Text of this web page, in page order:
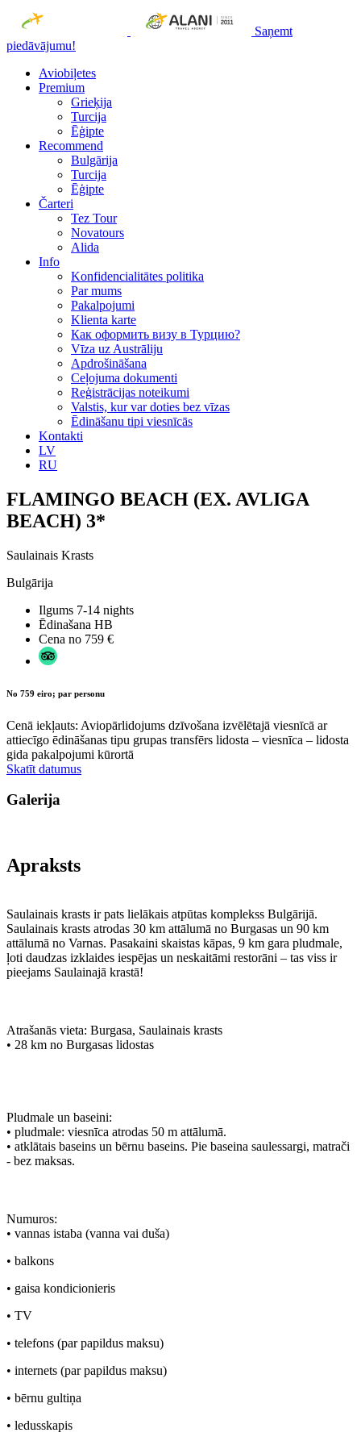
Saņemt
piedāvājumu!
Aviobiļetes
Premium
Grieķija
Turcija
Ēģipte
Recommend
Bulgārija
Turcija
Ēģipte
Čarteri
Tez Tour
Novatours
Alida
Info
Konfidencialitātes politika
Par mums
Рakalpojumi
Klienta karte
Как оформить визу в Турцию?
Vīza uz Austrāliju
Apdrošināšana
Ceļojuma dokumenti
Reģistrācijas noteikumi
Valstis, kur var doties bez vīzas
Ēdināšanu tipi viesnīcās
Kontakti
LV
RU
FLAMINGO BEACH (EX. AVLIGA
BEACH) 3*
Saulainais Krasts
Bulgārija
Ilgums 7-14 nights
Ēdinašana HB
Cena no 759 €
No 759 eiro; par personu
Cenā iekļauts: Aviopārlidojums dzīvošana izvēlētajā viesnīcā ar
attiecīgo ēdināšanas tipu grupas transfērs lidosta – viesnīca – lidosta
gida pakalpojumi kūrortā
Skatīt datumus
Galerija
Apraksts
Saulainais krasts ir pats lielākais atpūtas komplekss Bulgārijā.
Saulainais krasts atrodas 30 km attālumā no Burgasas un 90 km
attālumā no Varnas. Pasakaini skaistas kāpas, 9 km gara pludmale,
ļoti daudzas izklaides iespējas un neskaitāmi restorāni – tas viss ir
pieejams Saulainajā krastā!
Atrašanās vieta: Burgasa, Saulainais krasts
• 28 km no Burgasas lidostas
Pludmale un baseini:
• pludmale: viesnīca atrodas 50 m attālumā.
• atklātais baseins un bērnu baseins. Pie baseina saulessargi, matrači
- bez maksas.
Numuros:
• vannas istaba (vanna vai duša)
• balkons
• gaisa kondicionieris
• TV
• telefons (par papildus maksu)
• internets (par papildus maksu)
• bērnu gultiņa
• ledusskapis